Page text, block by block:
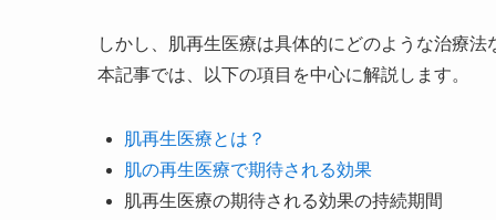
しかし、肌再生医療は具体的にどのような治療法
本記事では、以下の項目を中心に解説します。
肌再生医療とは？
肌の再生医療で期待される効果
肌再生医療の期待される効果の持続期間